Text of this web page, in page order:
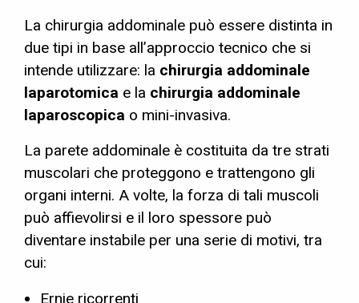
La chirurgia addominale può essere distinta in
due tipi in base all’approccio tecnico che si
intende utilizzare: la chirurgia addominale
laparotomica e la chirurgia addominale
laparoscopica o mini-invasiva.
La parete addominale è costituita da tre strati
muscolari che proteggono e trattengono gli
organi interni. A volte, la forza di tali muscoli
può affievolirsi e il loro spessore può
diventare instabile per una serie di motivi, tra
cui:
Ernie ricorrenti